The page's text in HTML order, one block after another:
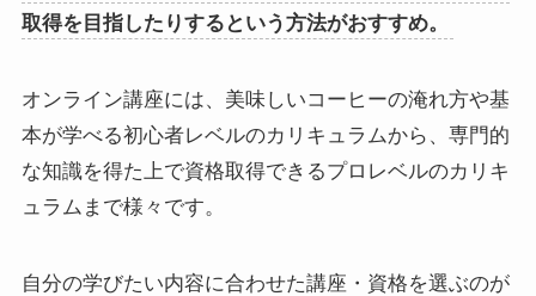
取得を目指したりするという方法がおすすめ。
オンライン講座には、美味しいコーヒーの淹れ方や基
本が学べる初心者レベルのカリキュラムから、専門的
な知識を得た上で資格取得できるプロレベルのカリキ
ュラムまで様々です。
自分の学びたい内容に合わせた講座・資格を選ぶのが